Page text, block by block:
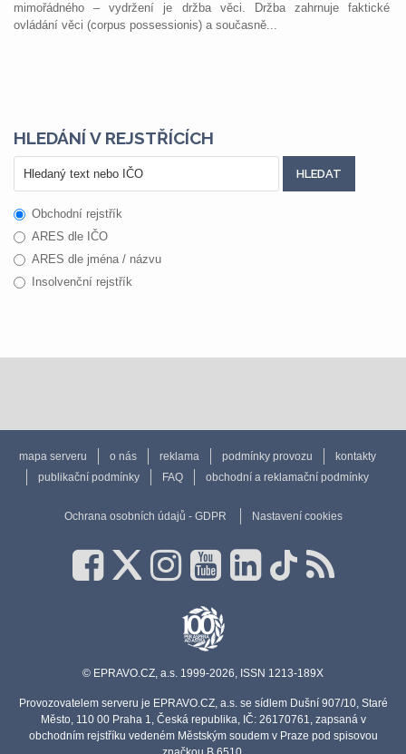
mimořádného – vydržení je držba věci. Držba zahrnuje faktické
ovládání věci (corpus possessionis) a současně...
HLEDÁNÍ V REJSTŘÍCÍCH
Obchodní rejstřík
ARES dle IČO
ARES dle jména / názvu
Insolvenční rejstřík
mapa serveru o nás reklama podmínky provozu
kontakty
publikační podmínky
FAQ obchodní a reklamační podmínky
Ochrana osobních údajů - GDPR Nastavení cookies
© EPRAVO.CZ, a.s. 1999-2026, ISSN 1213-189X
Provozovatelem serveru je EPRAVO.CZ, a.s. se sídlem Dušní 907/10, Staré
Město, 110 00 Praha 1, Česká republika, IČ: 26170761, zapsaná v
obchodním rejstříku vedeném Městským soudem v Praze pod spisovou